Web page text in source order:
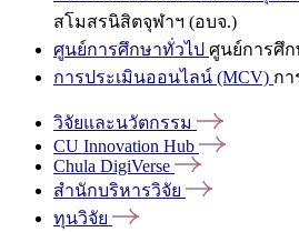
สโมสรนิสิตจุฬาฯ (อบจ.)
ศูนย์การศึกษาทั่วไป ศูนย์การศึก
การประเมินออนไลน์ (MCV) กา
วิจัยและนวัตกรรม
CU Innovation Hub
Chula DigiVerse
สำนักบริหารวิจัย
ทุนวิจัย